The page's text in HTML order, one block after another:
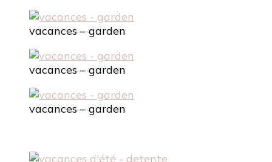
vacances – garden
vacances – garden
vacances – garden